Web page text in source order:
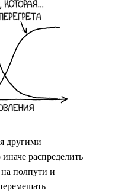
другими
распределить
полпути и